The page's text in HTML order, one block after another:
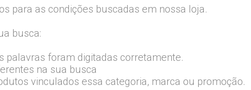
para as condições buscadas em nossa loja.
busca:
palavras foram digitadas corretamente.
na sua busca
vinculados essa categoria, marca ou promoção.